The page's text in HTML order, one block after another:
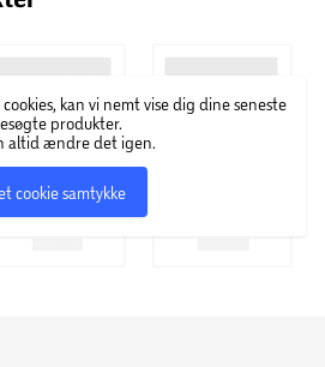
tempofyldte rollelege. Hvert
med LEGO Builder appen, som
kan vi nemt vise dig dine seneste
produkter.
altid ændre det igen.
cookie samtykke